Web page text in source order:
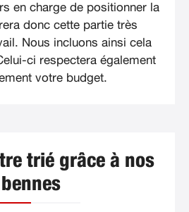
en charge de positionner la
donc cette partie très
Nous incluons ainsi cela
ci respectera également
votre budget.
trié grâce à nos
bennes